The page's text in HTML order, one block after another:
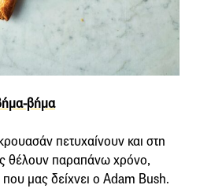
βήμα
πετυχαίνουν και στη
θέλουν παραπάνω χρόνο,
που μας δείχνει ο Adam Bush.